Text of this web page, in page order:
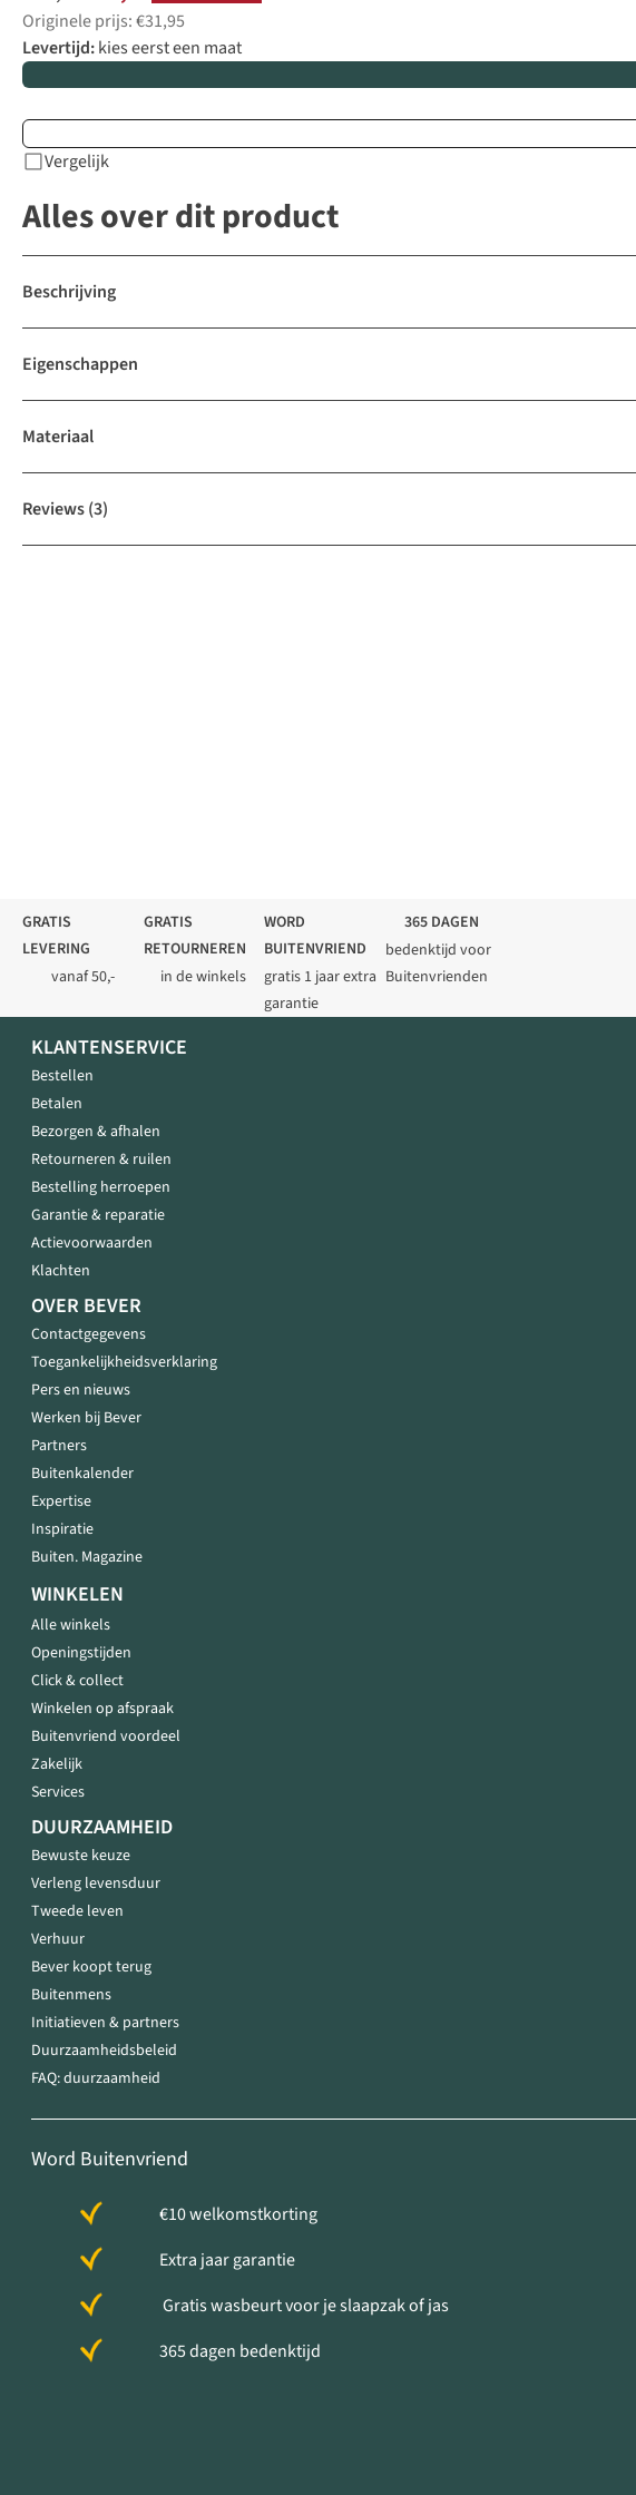
Originele prijs: €31,95
Levertijd:kies eerst een maat
Vergelijk
Alles over dit product
Beschrijving
Eigenschappen
Materiaal
Reviews(3)
GRATIS
LEVERING
vanaf 50,-
GRATIS
RETOURNEREN
in de winkels
WORD
BUITENVRIEND
gratis 1 jaar extra
garantie
365 DAGEN
bedenktijd voor
Buitenvrienden
KLANTENSERVICE
Bestellen
Betalen
Bezorgen & afhalen
Retourneren & ruilen
Bestelling herroepen
Garantie & reparatie
Actievoorwaarden
Klachten
OVER BEVER
Contactgegevens
Toegankelijkheidsverklaring
Pers en nieuws
Werken bij Bever
Partners
Buitenkalender
Expertise
Inspiratie
Buiten. Magazine
WINKELEN
Alle winkels
Openingstijden
Click & collect
Winkelen op afspraak
Buitenvriend voordeel
Zakelijk
Services
DUURZAAMHEID
Bewuste keuze
Verleng levensduur
Tweede leven
Verhuur
Bever koopt terug
Buitenmens
Initiatieven & partners
Duurzaamheidsbeleid
FAQ: duurzaamheid
Word Buitenvriend
€10 welkomstkorting
Extra jaar garantie
Gratis wasbeurt voor je slaapzak of jas
365 dagen bedenktijd